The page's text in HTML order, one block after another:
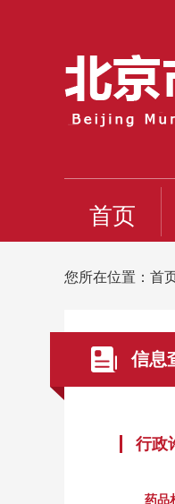
首页
您所在位置： 首
信息
行政
药品